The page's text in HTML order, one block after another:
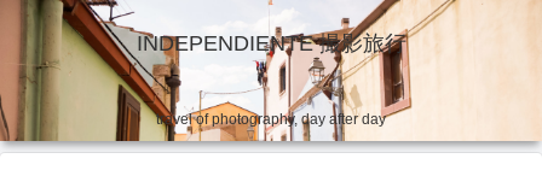
INDEPENDIENTE 撮影旅行
travel of photography, day after day